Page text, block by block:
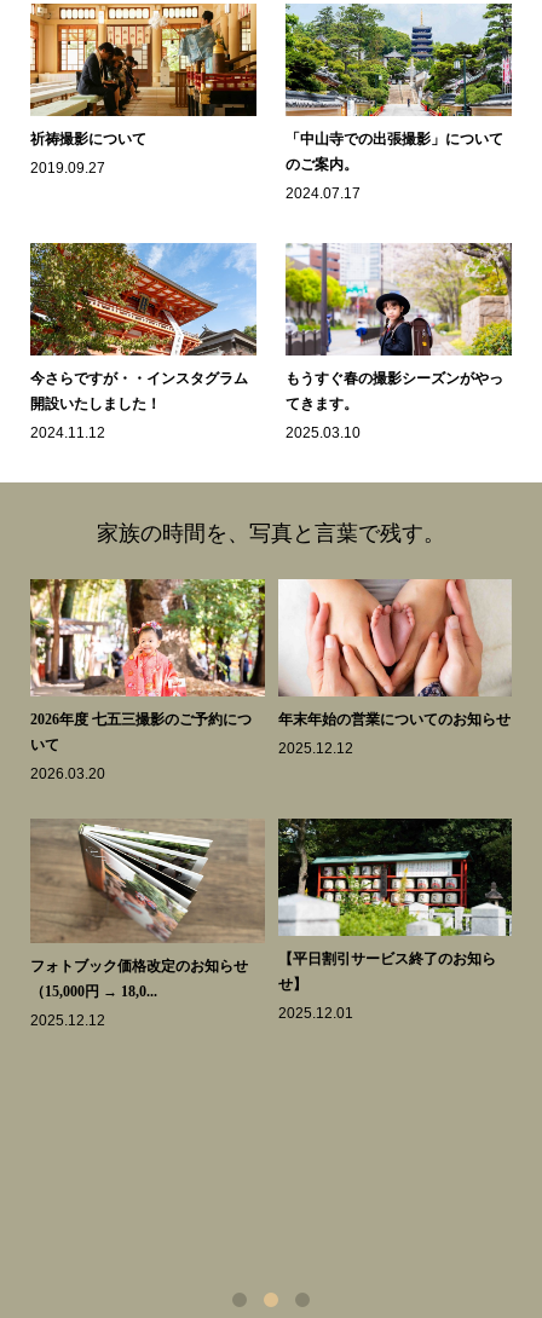
祈祷撮影について
2019.09.27
「中山寺での出張撮影」について
のご案内。
2024.07.17
今さらですが・・インスタグラム
開設いたしました！
2024.11.12
もうすぐ春の撮影シーズンがやっ
てきます。
2025.03.10
家族の時間を、写真と言葉で残す。
2026年度 七五三撮影のご予約につ
いて
2026.03.20
年末年始の営業についてのお知らせ
2025.12.12
フォトブック価格改定のお知らせ
（15,000円 → 18,0...
2025.12.12
【平日割引サービス終了のお知ら
せ】
2025.12.01